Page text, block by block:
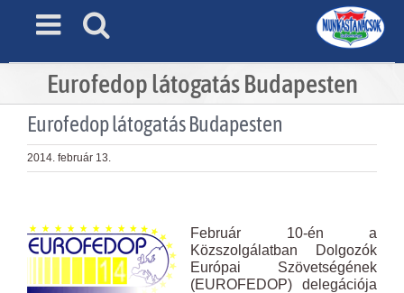
Eurofedop látogatás Budapesten
Eurofedop látogatás Budapesten
2014. február 13.
Larger
Image
Február 10-én a
Közszolgálatban Dolgozók
Európai Szövetségének
(EUROFEDOP) delegációja